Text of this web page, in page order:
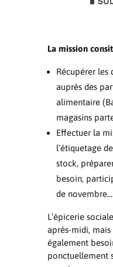
La mission
Récupérer les
auprès des
alimentaire
magasins
Effectuer la
l’étiquetage
stock,
besoin,
de novembre…
L’épicerie
après-midi, mais
également
ponctuellement